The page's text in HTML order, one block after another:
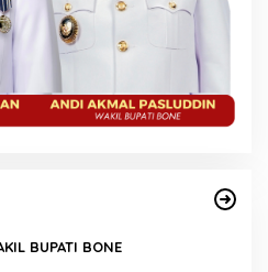
BUPATI BONE